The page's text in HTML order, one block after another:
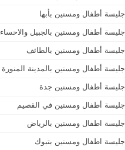
جليسة أطفال ومسنين بأبها
جليسة أطفال ومسنين بالجبيل والاحساء
جليسة أطفال ومسنين بالطائف
جليسة أطفال ومسنين بالمدينة المنورة
جليسة أطفال ومسنين جدة
جليسة أطفال ومسنين في القصيم
جليسة اطفال ومسنين بالرياض
جليسة اطفال ومسنين بتبوك